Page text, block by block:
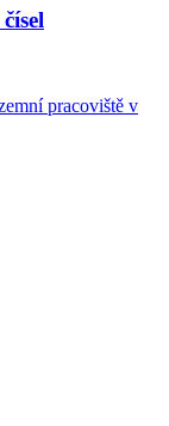
pracoviště v